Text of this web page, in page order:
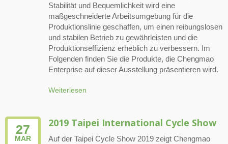
Stabilität und Bequemlichkeit wird eine
maßgeschneiderte Arbeitsumgebung für die
Produktionslinie geschaffen, um einen reibungslosen
und stabilen Betrieb zu gewährleisten und die
Produktionseffizienz erheblich zu verbessern. Im
Folgenden finden Sie die Produkte, die Chengmao
Enterprise auf dieser Ausstellung präsentieren wird.
Weiterlesen
27
MAR
2019 Taipei International Cycle Show
Auf der Taipei Cycle Show 2019 zeigt Chengmao